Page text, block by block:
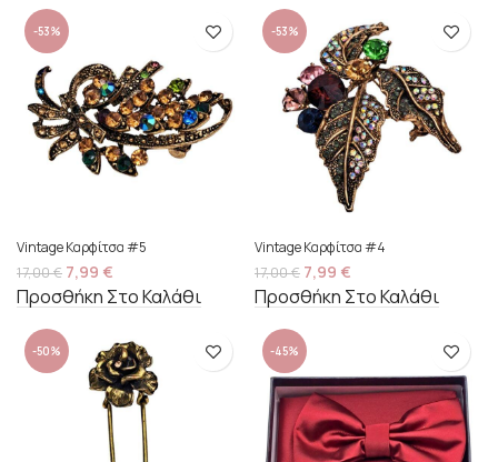
-53%
Vintage Καρφίτσα #5
17,00€ 7,99 €
Προσθήκη Στο Καλάθι
-53%
Vintage Καρφίτσα #4
17,00€ 7,99 €
Προσθήκη Στο Καλάθι
-50% -45%